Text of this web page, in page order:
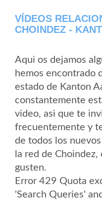
VÍDEOS
CHOINDEZ -
Aqui os dejamos
hemos encontrado
estado de Kanton
constantemente
video, asi que te
frecuentemente y
de todos los
la red de
gusten.
Error 429 Quota
'Search Queries'